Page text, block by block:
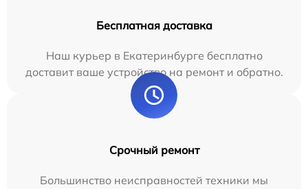
Бесплатная доставка
Наш курьер в Екатеринбурге бесплатно
доставит ваше устройство на ремонт и обратно.
Срочный ремонт
Большинство неисправностей техники мы